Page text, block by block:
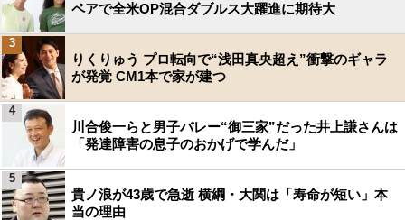
ペアで全米OP混合ダブルス大躍進に期待大
りくりゅう プロ転向で“浅田真央超え”衝撃のギャラ
が発覚 CM1本で家が建つ
3
川合俊一らと男子バレー“御三家”だった井上謙さんは
「発達障害の息子のおかげで学んだ」
4
貴ノ浪が43歳で急逝 横綱・大関は「寿命が短い」本
当の理由
5